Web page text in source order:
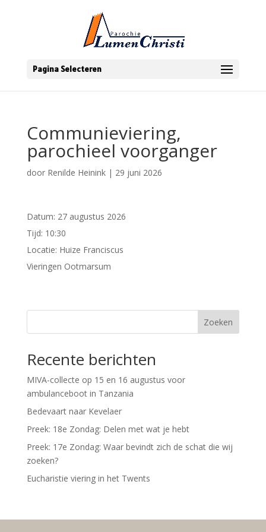
Pagina Selecteren
Communieviering,
parochieel voorganger
door Renilde Heinink| 29 juni 2026
Datum: 27 augustus 2026
Tijd: 10:30
Locatie: Huize Franciscus
Vieringen Ootmarsum
Zoeken
Recente berichten
MIVA-collecte op 15 en 16 augustus voor
ambulanceboot in Tanzania
Bedevaart naar Kevelaer
Preek: 18e Zondag: Delen met wat je hebt
Preek: 17e Zondag: Waar bevindt zich de schat die wij
zoeken?
Eucharistie viering in het Twents